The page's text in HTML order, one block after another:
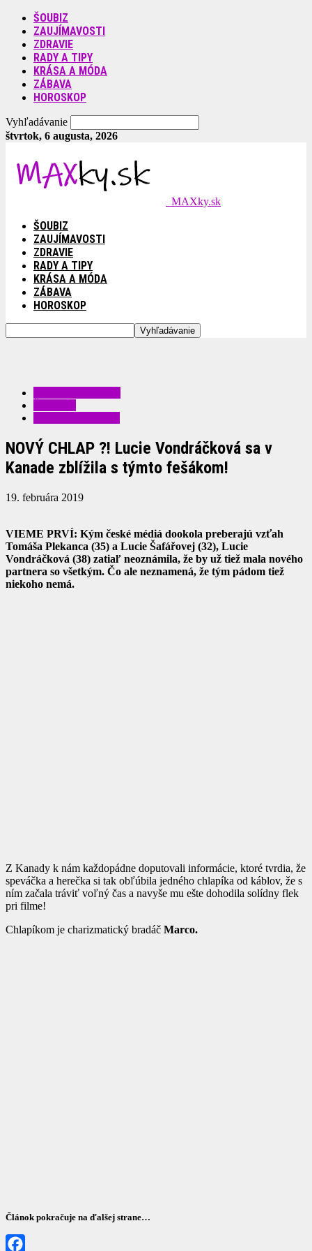
ŠOUBIZ
ZAUJÍMAVOSTI
ZDRAVIE
RADY A TIPY
KRÁSA A MÓDA
ZÁBAVA
HOROSKOP
Vyhľadávanie
štvrtok, 6 augusta, 2026
MAXky.sk
ŠOUBIZ
ZAUJÍMAVOSTI
ZDRAVIE
RADY A TIPY
KRÁSA A MÓDA
ZÁBAVA
HOROSKOP
NOVÝ CHLAP ?! Lucie Vondráčková sa v
Kanade zblížila s týmto fešákom!
19. februára 2019
VIEME PRVÍ: Kým české médiá dookola preberajú vzťah
Tomáša Plekanca (35) a Lucie Šafářovej (32), Lucie
Vondráčková (38) zatiaľ neoznámila, že by už tiež mala nového
partnera so všetkým. Čo ale neznamená, že tým pádom tiež
niekoho nemá.
Z Kanady k nám každopádne doputovali informácie, ktoré tvrdia, že
speváčka a herečka si tak obľúbila jedného chlapíka od káblov, že s
ním začala tráviť voľný čas a navyše mu ešte dohodila solídny flek
pri filme!
Chlapíkom je charizmatický bradáč Marco.
Článok pokračuje na ďalšej strane…